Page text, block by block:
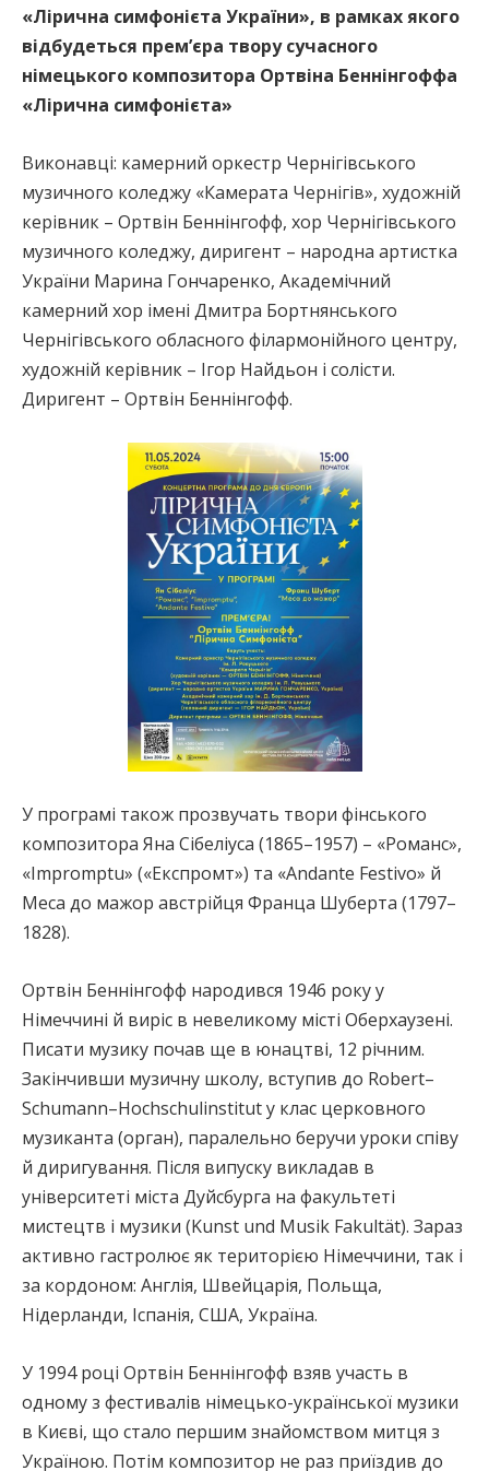
«Лірична симфонієта України», в рамках якого
відбудеться прем’єра твору сучасного
німецького композитора Ортвіна Беннінгоффа
«Лірична симфонієта»
Виконавці: камерний оркестр Чернігівського
музичного коледжу «Камерата Чернігів», художній
керівник – Ортвін Беннінгофф, хор Чернігівського
музичного коледжу, диригент – народна артистка
України Марина Гончаренко, Академічний
камерний хор імені Дмитра Бортнянського
Чернігівського обласного філармонійного центру,
художній керівник – Ігор Найдьон і солісти.
Диригент – Ортвін Беннінгофф.
У програмі також прозвучать твори фінського
композитора Яна Сібеліуса (1865–1957) – «Романс»,
«Impromptu» («Експромт») та «Andante Festivo» й
Меса до мажор австрійця Франца Шуберта (1797–
1828).
Ортвін Беннінгофф народився 1946 року у
Німеччині й виріс в невеликому місті Оберхаузені.
Писати музику почав ще в юнацтві, 12 річним.
Закінчивши музичну школу, вступив до Robert–
Schumann–Hochschulinstitut у клас церковного
музиканта (орган), паралельно беручи уроки співу
й диригування. Після випуску викладав в
університеті міста Дуйсбурга на факультеті
мистецтв і музики (Kunst und Musik Fakultät). Зараз
активно гастролює як територією Німеччини, так і
за кордоном: Англія, Швейцарія, Польща,
Нідерланди, Іспанія, США, Україна.
У 1994 році Ортвін Беннінгофф взяв участь в
одному з фестивалів німецько-української музики
в Києві, що стало першим знайомством митця з
Україною. Потім композитор не раз приїздив до